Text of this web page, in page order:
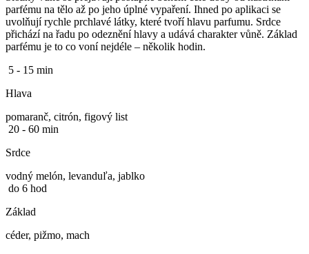
parfému na tělo až po jeho úplné vypaření. Ihned po aplikaci se
uvolňují rychle prchlavé látky, které tvoří hlavu parfumu. Srdce
přichází na řadu po odeznění hlavy a udává charakter vůně. Základ
parfému je to co voní nejdéle – několik hodin.
5 - 15 min
Hlava
pomaranč, citrón, figový list
20 - 60 min
Srdce
vodný melón, levanduľa, jablko
do 6 hod
Základ
céder, pižmo, mach